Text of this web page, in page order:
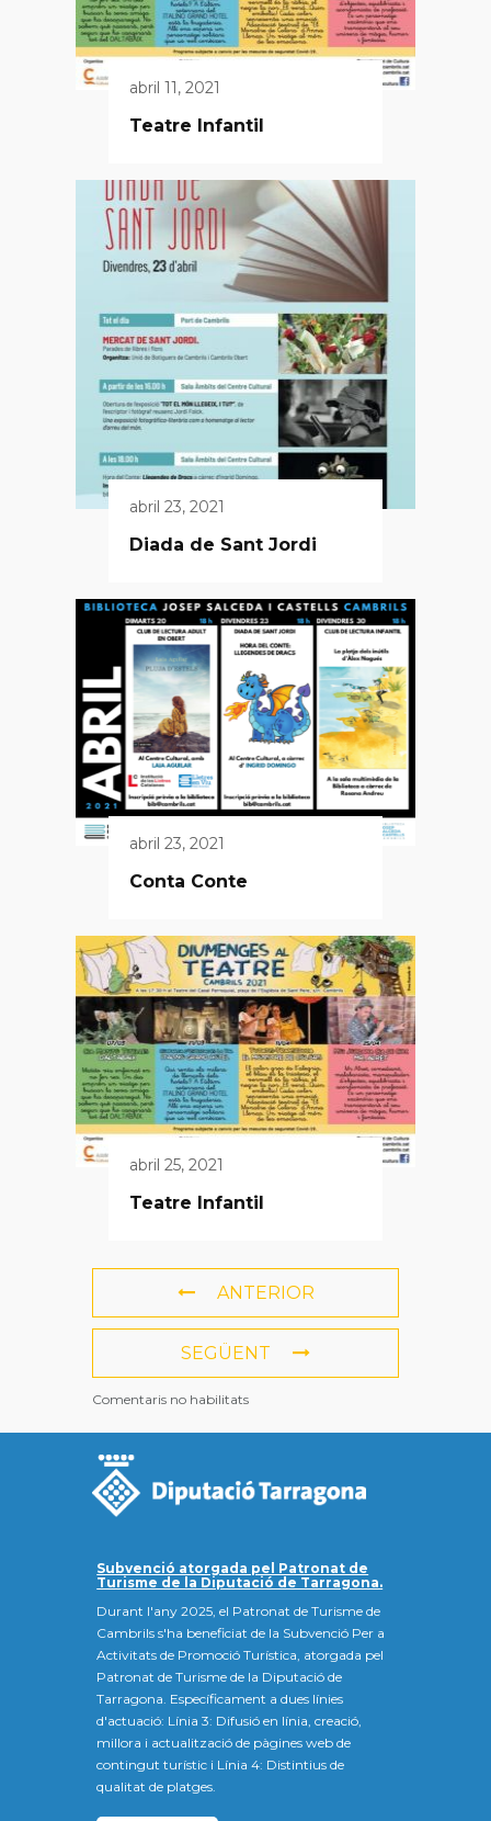
abril 11, 2021
Teatre Infantil
abril 23, 2021
Diada de Sant Jordi
abril 23, 2021
Conta Conte
abril 25, 2021
Teatre Infantil
ANTERIOR
SEGÜENT
Comentaris no habilitats
Subvenció atorgada pel Patronat de
Turisme de la Diputació de Tarragona.
Durant l'any 2025, el Patronat de Turisme de
Cambrils s'ha beneficiat de la Subvenció Per a
Activitats de Promoció Turística, atorgada pel
Patronat de Turisme de la Diputació de
Tarragona. Específicament a dues línies
d'actuació: Línia 3: Difusió en línia, creació,
millora i actualització de pàgines web de
contingut turístic i Línia 4: Distintius de
qualitat de platges.